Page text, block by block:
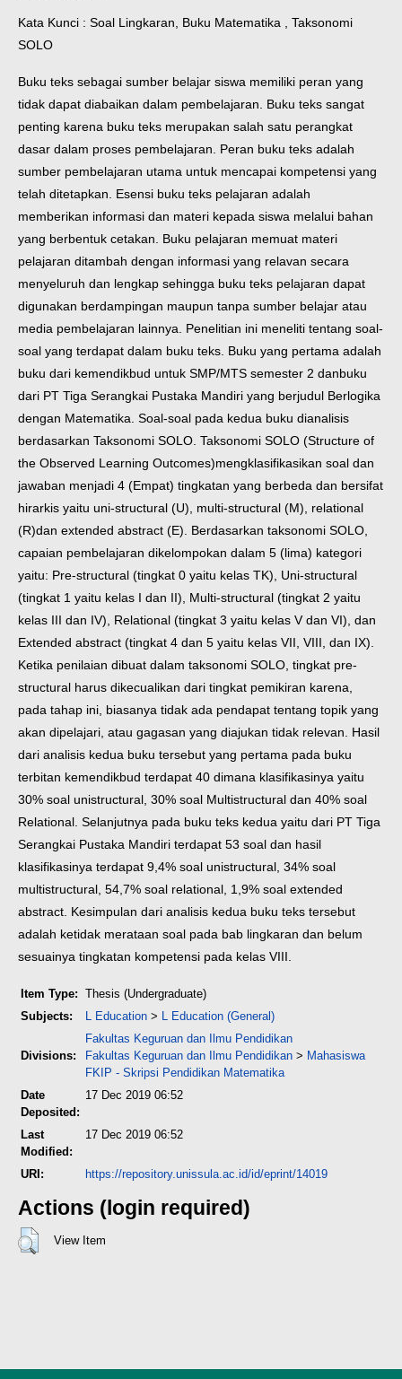
Kata Kunci : Soal Lingkaran, Buku Matematika , Taksonomi
SOLO
Buku teks sebagai sumber belajar siswa memiliki peran yang
tidak dapat diabaikan dalam pembelajaran. Buku teks sangat
penting karena buku teks merupakan salah satu perangkat
dasar dalam proses pembelajaran. Peran buku teks adalah
sumber pembelajaran utama untuk mencapai kompetensi yang
telah ditetapkan. Esensi buku teks pelajaran adalah
memberikan informasi dan materi kepada siswa melalui bahan
yang berbentuk cetakan. Buku pelajaran memuat materi
pelajaran ditambah dengan informasi yang relavan secara
menyeluruh dan lengkap sehingga buku teks pelajaran dapat
digunakan berdampingan maupun tanpa sumber belajar atau
media pembelajaran lainnya. Penelitian ini meneliti tentang soal-
soal yang terdapat dalam buku teks. Buku yang pertama adalah
buku dari kemendikbud untuk SMP/MTS semester 2 danbuku
dari PT Tiga Serangkai Pustaka Mandiri yang berjudul Berlogika
dengan Matematika. Soal-soal pada kedua buku dianalisis
berdasarkan Taksonomi SOLO. Taksonomi SOLO (Structure of
the Observed Learning Outcomes)mengklasifikasikan soal dan
jawaban menjadi 4 (Empat) tingkatan yang berbeda dan bersifat
hirarkis yaitu uni-structural (U), multi-structural (M), relational
(R)dan extended abstract (E). Berdasarkan taksonomi SOLO,
capaian pembelajaran dikelompokan dalam 5 (lima) kategori
yaitu: Pre-structural (tingkat 0 yaitu kelas TK), Uni-structural
(tingkat 1 yaitu kelas I dan II), Multi-structural (tingkat 2 yaitu
kelas III dan IV), Relational (tingkat 3 yaitu kelas V dan VI), dan
Extended abstract (tingkat 4 dan 5 yaitu kelas VII, VIII, dan IX).
Ketika penilaian dibuat dalam taksonomi SOLO, tingkat pre-
structural harus dikecualikan dari tingkat pemikiran karena,
pada tahap ini, biasanya tidak ada pendapat tentang topik yang
akan dipelajari, atau gagasan yang diajukan tidak relevan. Hasil
dari analisis kedua buku tersebut yang pertama pada buku
terbitan kemendikbud terdapat 40 dimana klasifikasinya yaitu
30% soal unistructural, 30% soal Multistructural dan 40% soal
Relational. Selanjutnya pada buku teks kedua yaitu dari PT Tiga
Serangkai Pustaka Mandiri terdapat 53 soal dan hasil
klasifikasinya terdapat 9,4% soal unistructural, 34% soal
multistructural, 54,7% soal relational, 1,9% soal extended
abstract. Kesimpulan dari analisis kedua buku teks tersebut
adalah ketidak merataan soal pada bab lingkaran dan belum
sesuainya tingkatan kompetensi pada kelas VIII.
Item Type: Thesis (Undergraduate)
Subjects:
L Education > L Education (General)
Divisions:
Fakultas Keguruan dan Ilmu Pendidikan
Fakultas Keguruan dan Ilmu Pendidikan > Mahasiswa
FKIP - Skripsi Pendidikan Matematika
Date
Deposited:
17 Dec 2019 06:52
Last
Modified:
17 Dec 2019 06:52
URI: https://repository.unissula.ac.id/id/eprint/14019
Actions (login required)
View Item